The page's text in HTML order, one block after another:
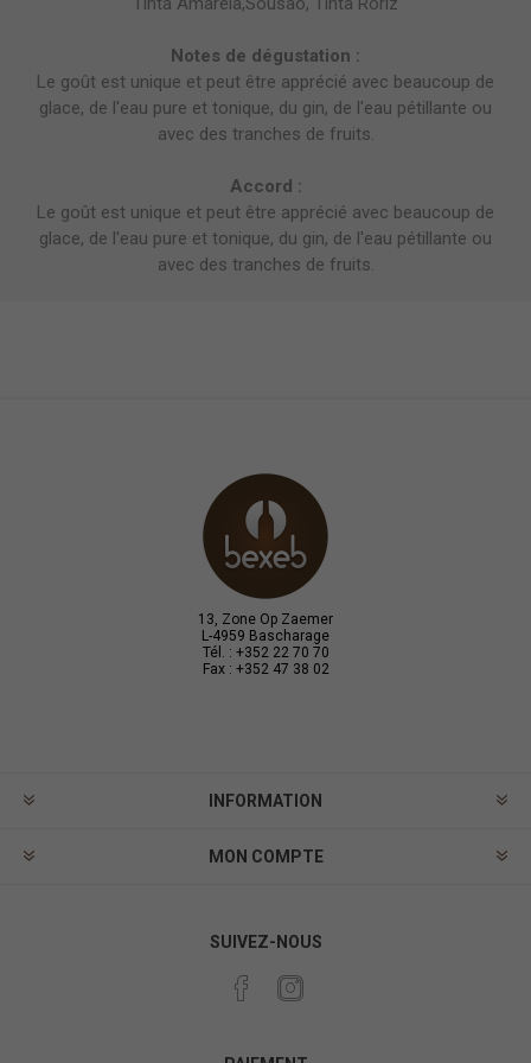
Notes de dégustation :
Le goût est unique et peut être apprécié avec beaucoup de
glace, de l'eau pure et tonique, du gin, de l'eau pétillante ou
avec des tranches de fruits.
Accord :
Le goût est unique et peut être apprécié avec beaucoup de
glace, de l'eau pure et tonique, du gin, de l'eau pétillante ou
avec des tranches de fruits.
13, Zone Op Zaemer
L-4959 Bascharage
Tél. : +352 22 70 70
Fax : +352 47 38 02
INFORMATION
MON COMPTE
SUIVEZ-NOUS